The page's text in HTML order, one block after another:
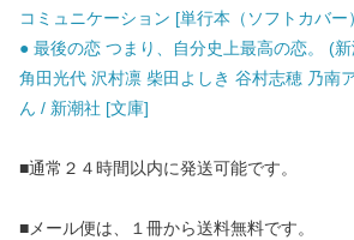
コミュニケーション [単行本（ソフトカバー
● 最後の恋 つまり、自分史上最高の恋。 (
角田光代 沢村凛 柴田よしき 谷村志穂 乃南
ん / 新潮社 [文庫]
■通常２４時間以内に発送可能です。
■メール便は、１冊から送料無料です。